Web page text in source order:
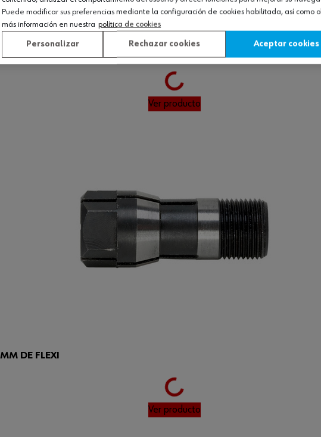
Loading...
Ver producto
DE FLEXI
Loading...
Ver producto
Puede modificar sus preferencias mediante la configuración de cookies habilitada, así como
más información en nuestra política de cookies
Personalizar Rechazar cookies Aceptar cookies